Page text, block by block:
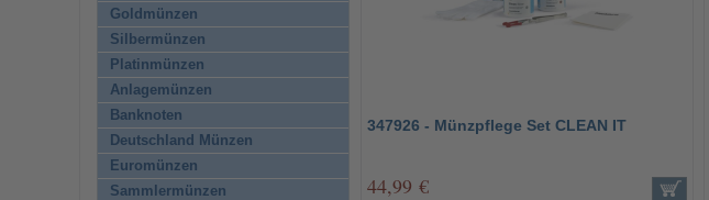
347926 - Münzpflege Set CLEAN IT
44,99 €
Goldmünzen
Silbermünzen
Platinmünzen
Anlagemünzen
Banknoten
Deutschland Münzen
Euromünzen
Sammlermünzen